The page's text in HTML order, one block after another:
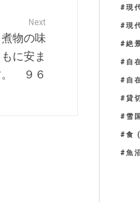
Next
物の味
に安ま
。 ９６
現
現
絶
自
自
貸
雪国
食
魚